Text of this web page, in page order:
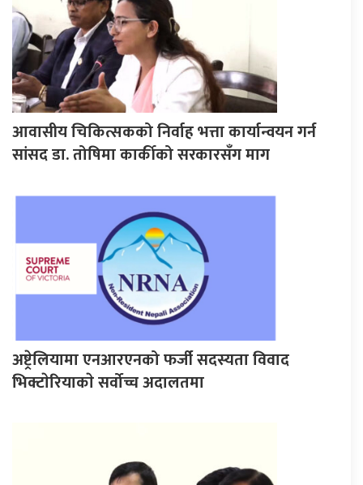
आवासीय चिकित्सकको निर्वाह भत्ता कार्यान्वयन गर्न
सांसद डा. तोषिमा कार्कीको सरकारसँग माग
अष्ट्रेलियामा एनआरएनको फर्जी सदस्यता विवाद
भिक्टाेरियाकाे सर्वोच्च अदालतमा